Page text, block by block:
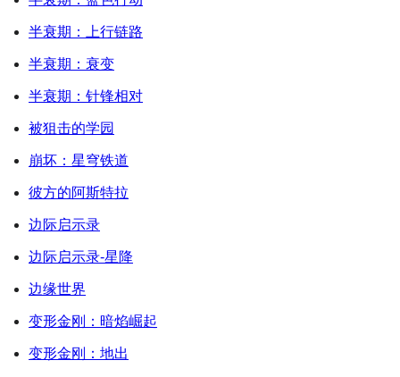
半衰期：上行链路
半衰期：衰变
半衰期：针锋相对
被狙击的学园
崩坏：星穹铁道
彼方的阿斯特拉
边际启示录
边际启示录-星降
边缘世界
变形金刚：暗焰崛起
变形金刚：地出